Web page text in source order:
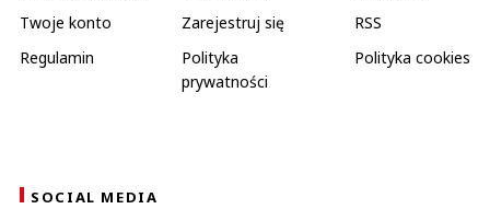
Twoje konto
Zarejestruj się
RSS
Regulamin
Polityka
prywatności
Polityka cookies
SOCIAL MEDIA